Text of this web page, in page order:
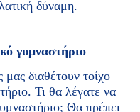
δύναμη.
γυμναστήριο
διαθέτουν τοίχο
Τι θα λέγατε να
Θα πρέπει